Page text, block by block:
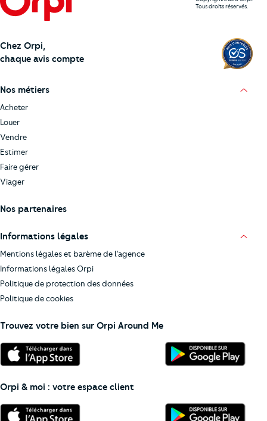
Tous droits réservés.
Chez Orpi,
chaque avis compte
Nos métiers
Acheter
Louer
Vendre
Estimer
Faire gérer
Viager
Nos partenaires
Informations légales
Mentions légales et barème de l’agence
Informations légales Orpi
Politique de protection des données
Politique de cookies
Trouvez votre bien sur Orpi Around Me
Orpi & moi : votre espace client